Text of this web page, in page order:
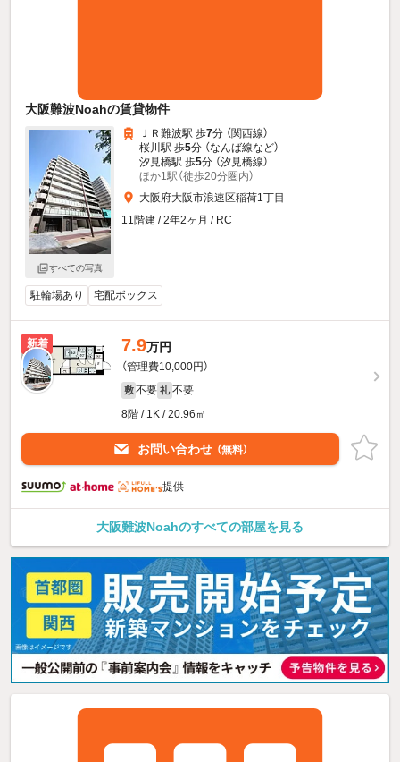
大阪難波Noahの賃貸物件
すべての写真
ＪＲ難波駅 歩7分 （関西線）
桜川駅 歩5分 （なんば線など）
汐見橋駅 歩5分 （汐見橋線）
ほか1駅（徒歩20分圏内）
大阪府大阪市浪速区稲荷1丁目
11階建 / 2年2ヶ月 / RC
駐輪場あり 宅配ボックス
新着 7.9万円
（管理費10,000円）
敷 不要 礼 不要
8階 / 1K / 20.96㎡
お問い合わせ （無料）
提供
大阪難波Noahのすべての部屋を見る